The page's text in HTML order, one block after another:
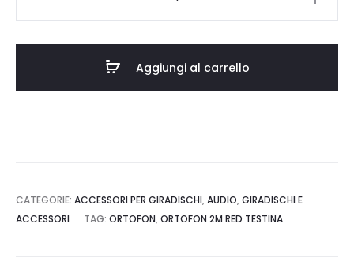
€1.599,00.
Aggiungi al carrello
CATEGORIE: ACCESSORI PER GIRADISCHI, AUDIO, GIRADISCHI E
ACCESSORI
TAG: ORTOFON, ORTOFON 2M RED TESTINA